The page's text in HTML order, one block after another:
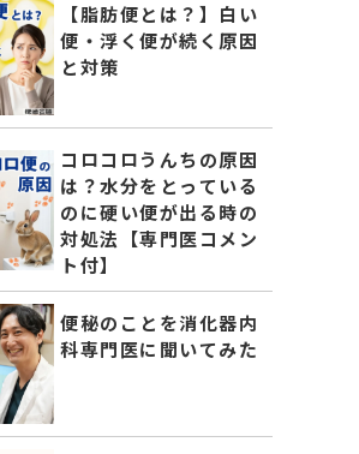
【脂肪便とは？】白い
便・浮く便が続く原因
と対策
コロコロうんちの原因
は？水分をとっている
のに硬い便が出る時の
対処法【専門医コメン
ト付】
便秘のことを消化器内
科専門医に聞いてみた